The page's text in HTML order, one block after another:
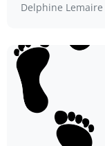
Delphine Lemaire